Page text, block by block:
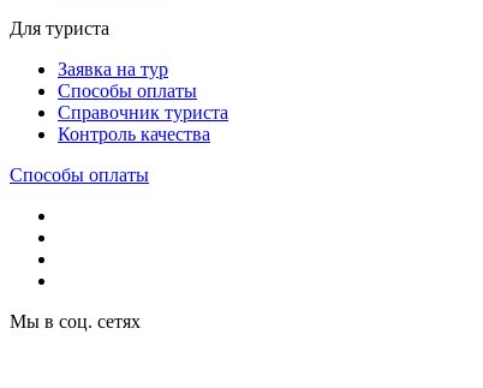
Для туриста
Заявка на тур
Способы оплаты
Справочник туриста
Контроль качества
Способы оплаты
Мы в соц. сетях